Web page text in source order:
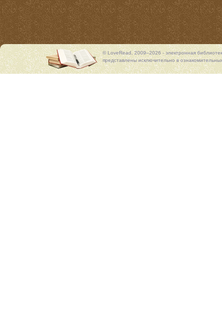
© LoveRead, 2009–2026 - электронная
представлены исключительно в